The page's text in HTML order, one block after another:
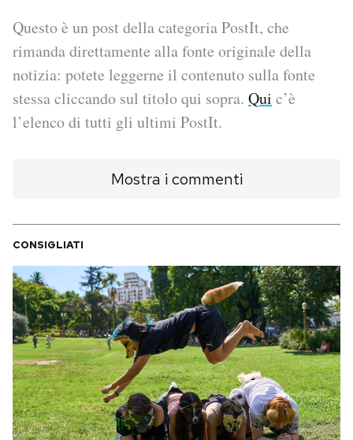
PODCAST
NEWSLETTER
CALENDARIO
AREA PERSONALE
Area Personale
Newsletter
Notifiche mobile
Regala il Post
Hai bisogno di aiuto?
Questo è un post della categoria PostIt, che
rimanda direttamente alla fonte originale della
notizia: potete leggerne il contenuto sulla fonte
stessa cliccando sul titolo qui sopra. Qui c’è
l’elenco di tutti gli ultimi PostIt.
Mostra i commenti
CONSIGLIATI